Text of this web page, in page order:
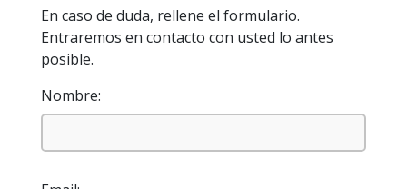
En caso de duda, rellene el formulario.
Entraremos en contacto con usted lo antes
posible.
Nombre: